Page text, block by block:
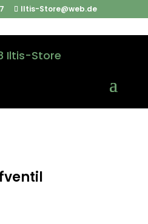
Iltis-Store@web.de